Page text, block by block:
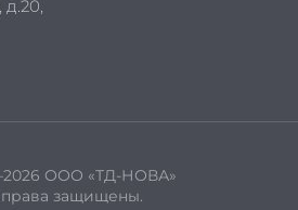
д.20,
ООО «ТД-НОВА»
защищены.